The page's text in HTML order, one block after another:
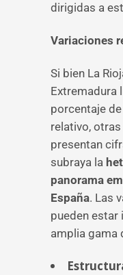
dirigidas a
Variaciones
Si bien La
Extremadura
porcentaje
relativo,
presentan
subraya la
panorama
España. Las
pueden estar
amplia gama